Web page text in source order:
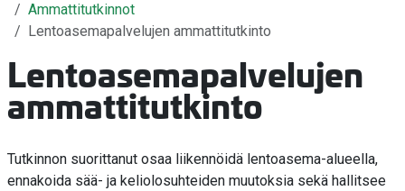
Ammattitutkinnot
Lentoasemapalvelujen ammattitutkinto
Lentoasemapalvelujen
ammattitutkinto
Tutkinnon suorittanut osaa liikennöidä lentoasema-alueella,
ennakoida sää- ja keliolosuhteiden muutoksia sekä hallitsee